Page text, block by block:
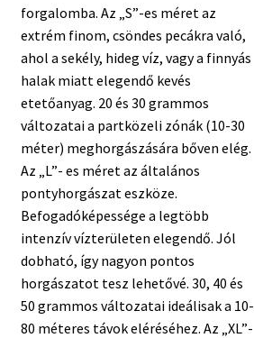
forgalomba. Az „S”-es méret az
extrém finom, csöndes pecákra való,
ahol a sekély, hideg víz, vagy a finnyás
halak miatt elegendő kevés
etetőanyag. 20 és 30 grammos
változatai a partközeli zónák (10-30
méter) meghorgászására bőven elég.
Az „L”- es méret az általános
pontyhorgászat eszköze.
Befogadóképessége a legtöbb
intenzív vízterületen elegendő. Jól
dobható, így nagyon pontos
horgászatot tesz lehetővé. 30, 40 és
50 grammos változatai ideálisak a 10-
80 méteres távok eléréséhez. Az „XL”-